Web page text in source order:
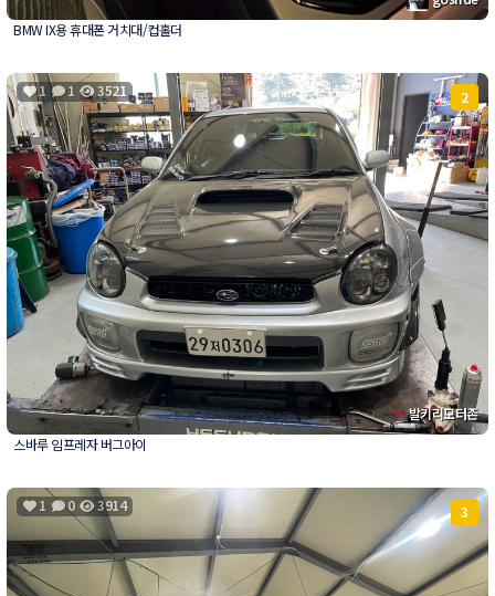
BMW IX용 휴대폰 거치대/컵홀더
2
1 1 3521
발키리모터존
스바루 임프레자 버그아이
3
1 0 3914